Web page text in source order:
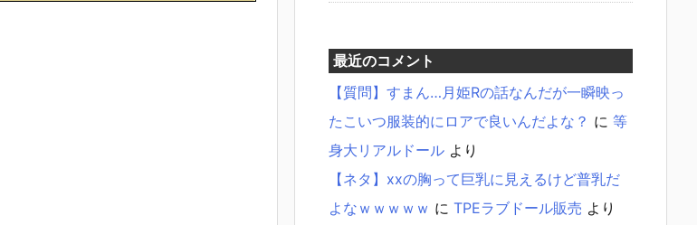
最近のコメント
【質問】すまん…月姫Rの話なんだが一瞬映っ
たこいつ服装的にロアで良いんだよな？ に 等
身大リアルドール より
【ネタ】xxの胸って巨乳に見えるけど普乳だ
よなｗｗｗｗｗ に TPEラブドール販売 より